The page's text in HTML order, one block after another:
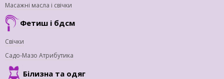
Масажні масла і свічки
Фетиш і бдсм
Свічки
Садо-Мазо Атрибутика
Білизна та одяг